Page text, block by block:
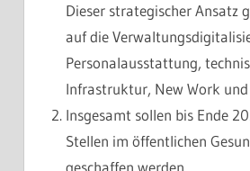
Dieser strategischer Ansatz
auf die
Personalausstattung,
Infrastruktur, New Work
Insgesamt sollen bis Ende
Stellen im öffentlichen
geschaffen werden